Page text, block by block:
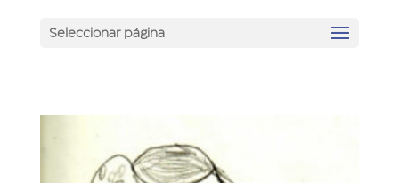
Seleccionar página